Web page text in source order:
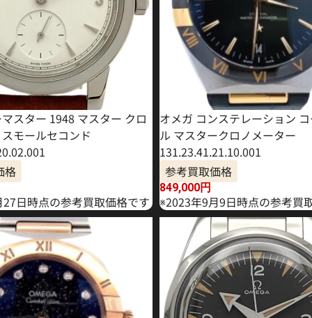
スター 1948 マスター クロ
モールセコンド
格
日時点の参考買取価格です
オメガ コンステレーション
ル マスタークロノメーター
131.23.41.21.10.001
参考買取価格
849,000円
※2023年9月9日時点の参考買